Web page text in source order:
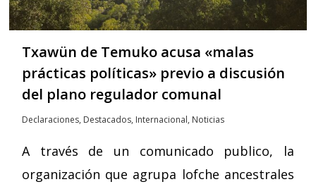
Txawün de Temuko acusa «malas
prácticas políticas» previo a discusión
del plano regulador comunal
Declaraciones, Destacados, Internacional, Noticias
A través de un comunicado publico, la
organización que agrupa lofche ancestrales